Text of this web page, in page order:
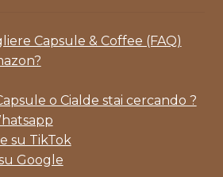
Capsule & Coffee (FAQ)
o Cialde stai cercando ?
su TikTok
Google